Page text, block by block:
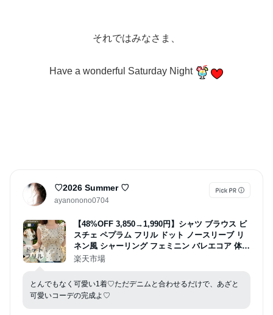
それではみなさま、
Have a wonderful Saturday Night
♡2026 Summer ♡
ayanonono0704
【48%OFF 3,850→1,990円】シャツ ブラウス ビ
スチェ ペプラム フリル ドット ノースリーブ リ
ネン風 シャーリング フェミニン バレエコア 体型
カバー セットアップ 重ね着 レイヤード トレンド
ーメントプラス]
楽天市場
とんでもなく可愛い1着♡ただデニムと合わせるだけで、あざと
可愛いコーデの完成よ♡